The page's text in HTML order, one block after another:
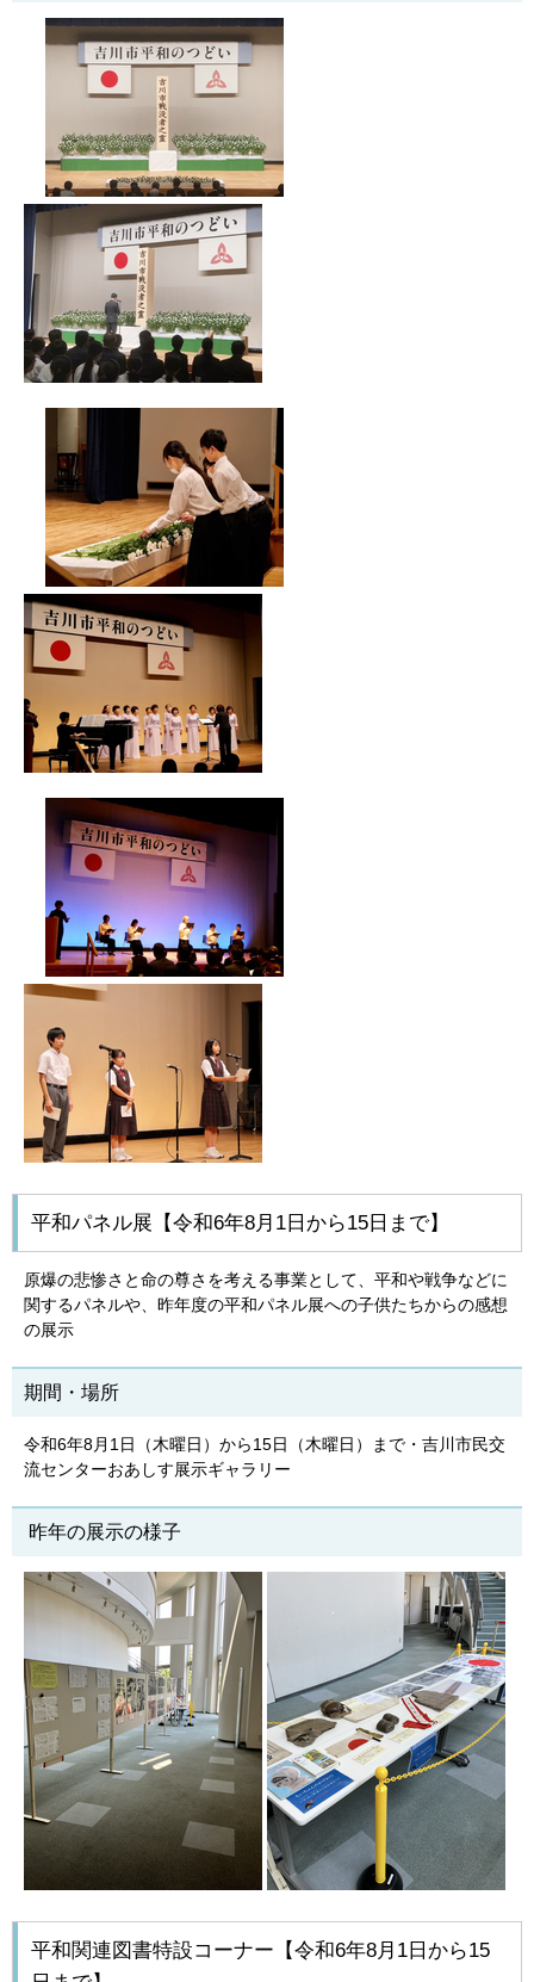
平和パネル展【令和6年8月1日から15日まで】
原爆の悲惨さと命の尊さを考える事業として、平和や戦争などに
関するパネルや、昨年度の平和パネル展への子供たちからの感想
の展示
期間・場所
令和6年8月1日（木曜日）から15日（木曜日）まで・吉川市民交
流センターおあしす展示ギャラリー
昨年の展示の様子
平和関連図書特設コーナー【令和6年8月1日から15